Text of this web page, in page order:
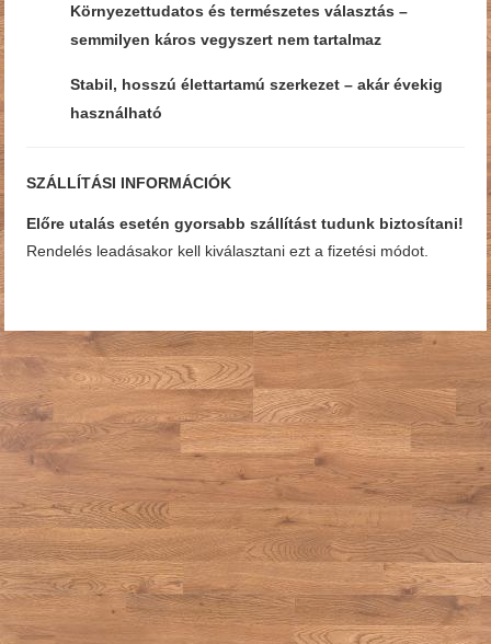
Környezettudatos és természetes választás –
semmilyen káros vegyszert nem tartalmaz
Stabil, hosszú élettartamú szerkezet – akár évekig
használható
SZÁLLÍTÁSI INFORMÁCIÓK
Előre utalás esetén gyorsabb szállítást tudunk biztosítani!
Rendelés leadásakor kell kiválasztani ezt a fizetési módot.